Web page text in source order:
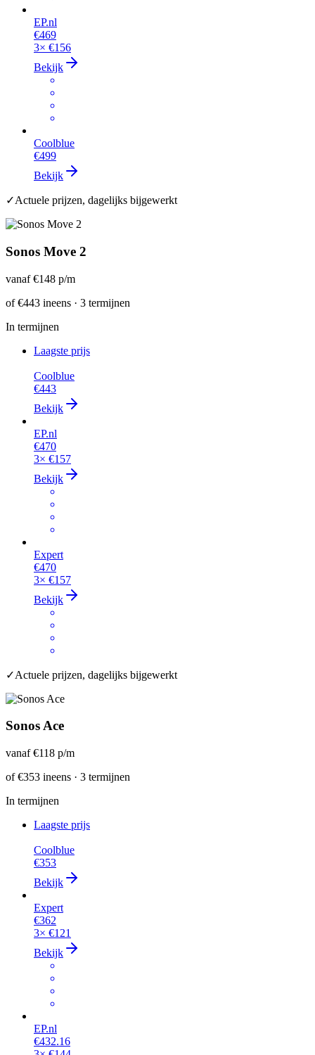
EP.nl
€469
3× €156
Bekijk
Coolblue
€499
Bekijk
✓Actuele prijzen, dagelijks bijgewerkt
Sonos Move 2
vanaf€148 p/m
of€443 ineens · 3 termijnen
In termijnen
Laagste prijs
Coolblue
€443
Bekijk
EP.nl
€470
3× €157
Bekijk
Expert
€470
3× €157
Bekijk
✓Actuele prijzen, dagelijks bijgewerkt
Sonos Ace
vanaf€118 p/m
of€353 ineens · 3 termijnen
In termijnen
Laagste prijs
Coolblue
€353
Bekijk
Expert
€362
3× €121
Bekijk
EP.nl
€432.16